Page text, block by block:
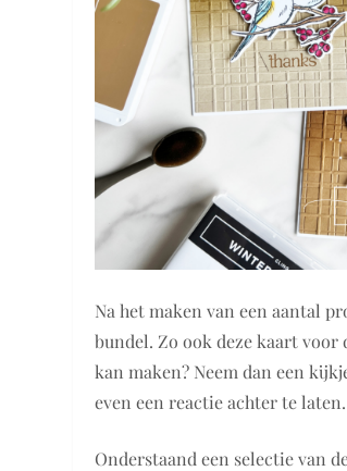
Na het maken van een aantal
bundel. Zo ook deze kaart
kan maken? Neem dan een
even een reactie achter te laten.
Onderstaand een selectie van